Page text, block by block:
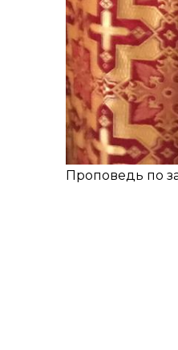
Проповедь по